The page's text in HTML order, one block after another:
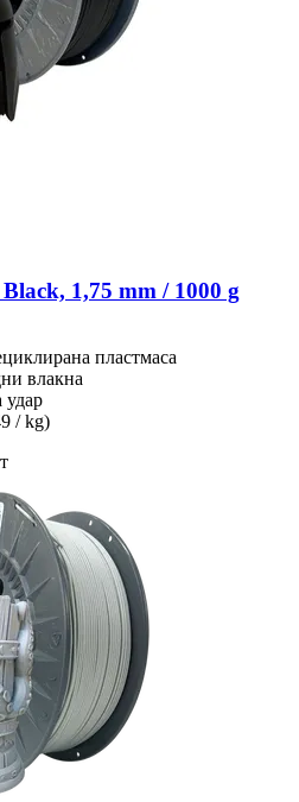
1,75 mm / 1000 g
пластмаса
влакна
удар
/ kg)